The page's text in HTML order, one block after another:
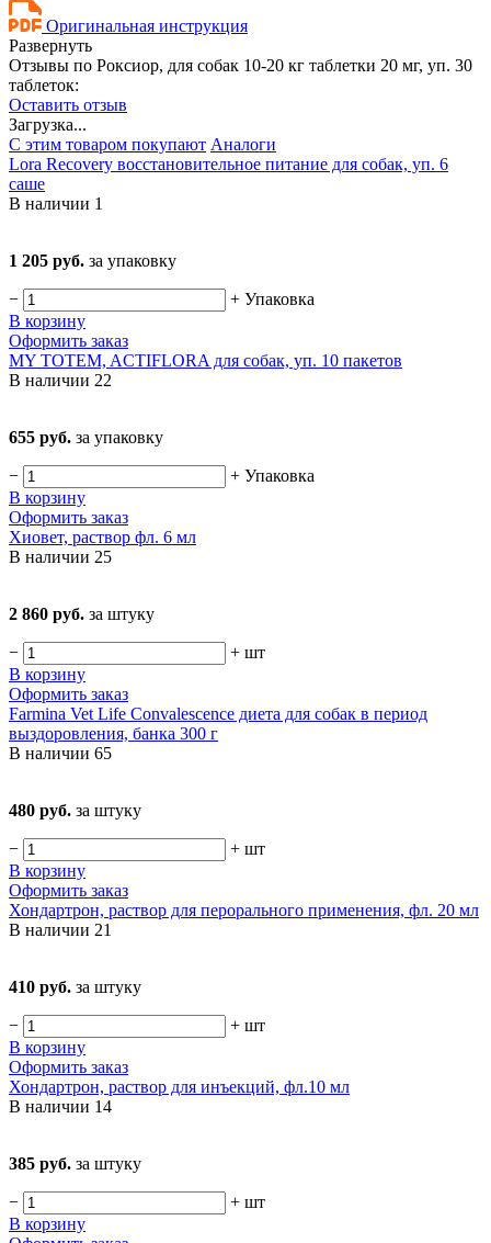
Оригинальная инструкция
Развернуть
Отзывы по Роксиор, для собак 10-20 кг таблетки 20 мг, уп. 30
таблеток:
Оставить отзыв
Загрузка...
С этим товаром покупают Аналоги
Lora Recovery восстановительное питание для собак, уп. 6
саше
В наличии 1
1 205 руб. за упаковку
− + Упаковка
В корзину
Оформить заказ
MY TOTEM, ACTIFLORA для собак, уп. 10 пакетов
В наличии 22
655 руб. за упаковку
− + Упаковка
В корзину
Оформить заказ
Хиовет, раствор фл. 6 мл
В наличии 25
2 860 руб. за штуку
− + шт
В корзину
Оформить заказ
Farmina Vet Life Convalescence диета для собак в период
выздоровления, банка 300 г
В наличии 65
480 руб. за штуку
− + шт
В корзину
Оформить заказ
Хондартрон, раствор для перорального применения, фл. 20 мл
В наличии 21
410 руб. за штуку
− + шт
В корзину
Оформить заказ
Хондартрон, раствор для инъекций, фл.10 мл
В наличии 14
385 руб. за штуку
− + шт
В корзину